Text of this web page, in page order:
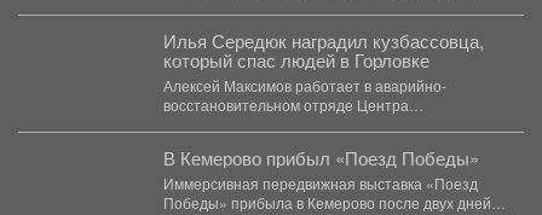
Илья Середюк наградил кузбассовца,
который спас людей в Горловке
Алексей Максимов работает в аварийно-
восстановительном отряде Центра
В Кемерово прибыл «Поезд Победы»
Иммерсивная передвижная выставка «Поезд
Победы» прибыла в Кемерово после двух дней